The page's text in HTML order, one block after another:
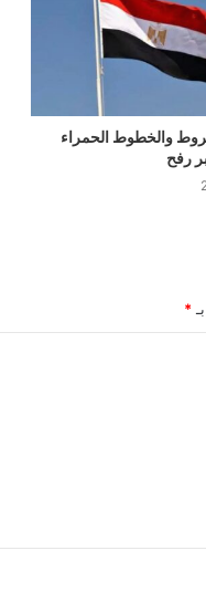
والخطوط الحمراء
رفح
*